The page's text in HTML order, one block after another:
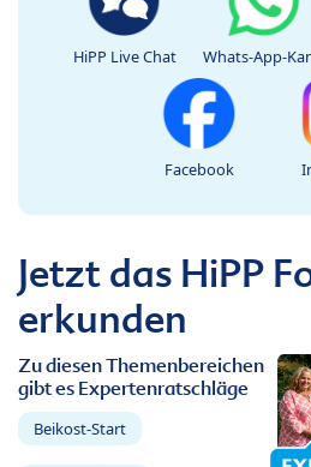
HiPP Live Chat Whats-App-
Facebook
Jetzt das HiPP
erkunden
Zu diesen Themenbereichen
gibt es Expertenratschläge
Beikost-Start